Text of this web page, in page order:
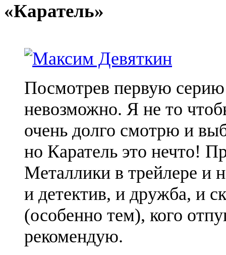
«Каратель»
Посмотрев первую
невозможно. Я не то
очень долго смотрю и
но Каратель это нечто!
Металлики в трейлере и
и детектив, и дружба, и
(особенно тем), кого
рекомендую.